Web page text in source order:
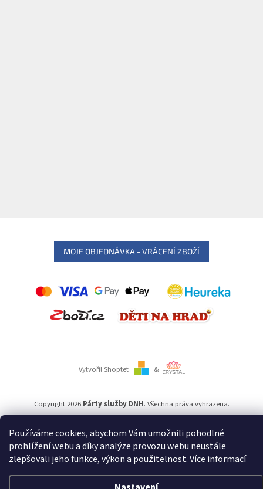
Používáme cookies, abychom Vám umožnili pohodlné
prohlížení webu a díky analýze provozu webu neustále
zlepšovali jeho funkce, výkon a použitelnost.Více informací
MOJE OBJEDNÁVKA - VRÁCENÍ ZBOŽÍ
Vytvořil Shoptet &
Copyright 2026 Párty služby DNH. Všechna práva vyhrazena.
Používámeověření věku Adulto